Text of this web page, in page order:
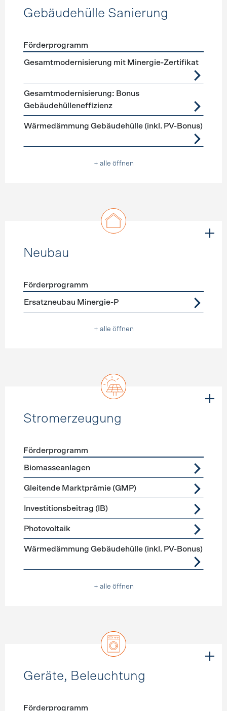
Gebäudehülle Sanierung
Förderprogramme Gebäudehülle Sanierung
Förderprogramm
Gesamtmodernisierung mit Minergie-Zertifikat
Gesamtmodernisierung: Bonus
Gebäudehülleneffizienz
Wärmedämmung Gebäudehülle (inkl. PV-Bonus)
+ alle öffnen
Neubau
Förderprogramme Neubau
Förderprogramm
Ersatzneubau Minergie-P
+ alle öffnen
Stromerzeugung
Förderprogramme
Förderprogramm
Biomasseanlagen
Gleitende Marktprämie (GMP)
Investitionsbeitrag (IB)
Photovoltaik
Wärmedämmung Gebäudehülle (inkl. PV-Bonus)
+ alle öffnen
Geräte, Beleuchtung
Förderprogramm